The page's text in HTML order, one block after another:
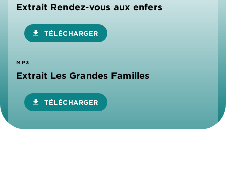
Extrait Rendez-vous aux enfers
download TÉLÉCHARGER
MP3
Extrait Les Grandes Familles
download TÉLÉCHARGER